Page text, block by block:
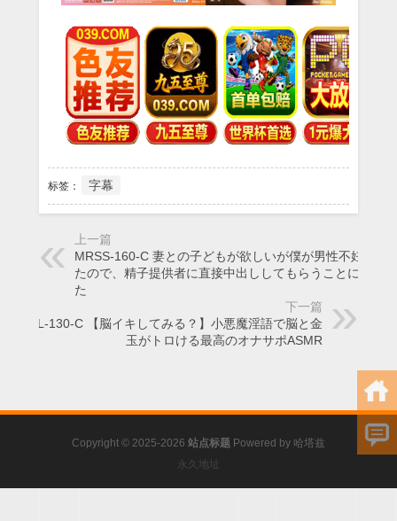
标签： 字幕
上一篇
MRSS-160-C 妻との子どもが欲しいが僕が男性不妊だっ
たので、精子提供者に直接中出ししてもらうことになっ
た
下一篇
MTALL-130-C 【脳イキしてみる？】小悪魔淫語で脳と金
玉がトロける最高のオナサポASMR
Copyright © 2025-2026 站点标题 Powered by 哈塔兹
永久地址